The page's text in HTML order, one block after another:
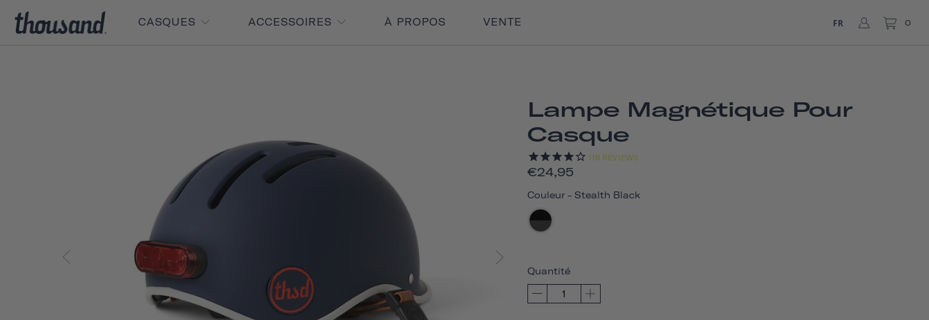
CASQUES ACCESSOIRES À PROPOS VENTE FR 0
Lampe Magnétique Pour
Casque
118 REVIEWS
€24,95
Couleur - Stealth Black
Quantité